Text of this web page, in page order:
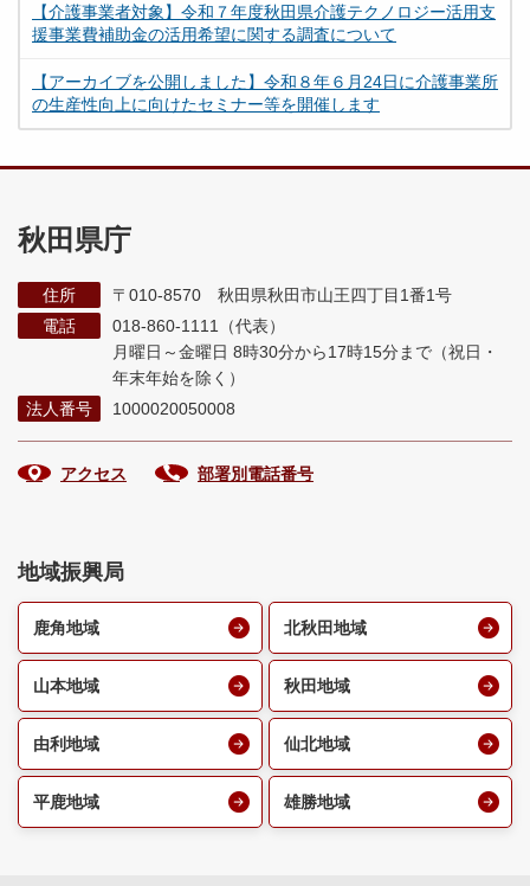
【介護事業者対象】令和７年度秋田県介護テクノロジー活用支
援事業費補助金の活用希望に関する調査について
【アーカイブを公開しました】令和８年６月24日に介護事業所
の生産性向上に向けたセミナー等を開催します
秋田県庁
住所
〒010-8570 秋田県秋田市山王四丁目1番1号
電話
018-860-1111（代表）
月曜日～金曜日 8時30分から17時15分まで （祝日・
年末年始を除く）
法人番号
1000020050008
アクセス 部署別電話番号
地域振興局
鹿角地域 北秋田地域
山本地域 秋田地域
由利地域 仙北地域
平鹿地域 雄勝地域